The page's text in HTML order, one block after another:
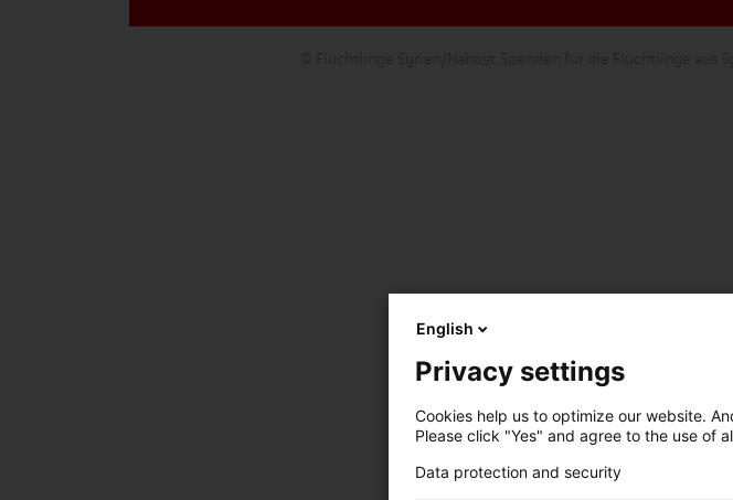
English
Privacy settings
Cookies help us to optimize our website.
Please click "Yes" and agree to the use of
Data protection and security